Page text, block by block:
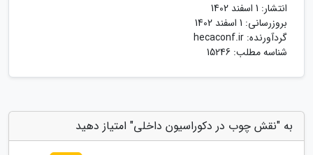
انتشار: 1 اسفند 1402
بروزرسانی: 1 اسفند 1402
گردآورنده: hecaconf.ir
شناسه مطلب: 15246
به "نقش چوب در دکوراسیون داخلی" امتیاز دهید